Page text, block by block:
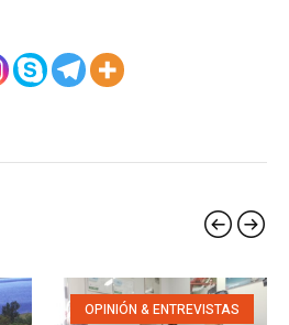
OPINIÓN & ENTREVISTAS